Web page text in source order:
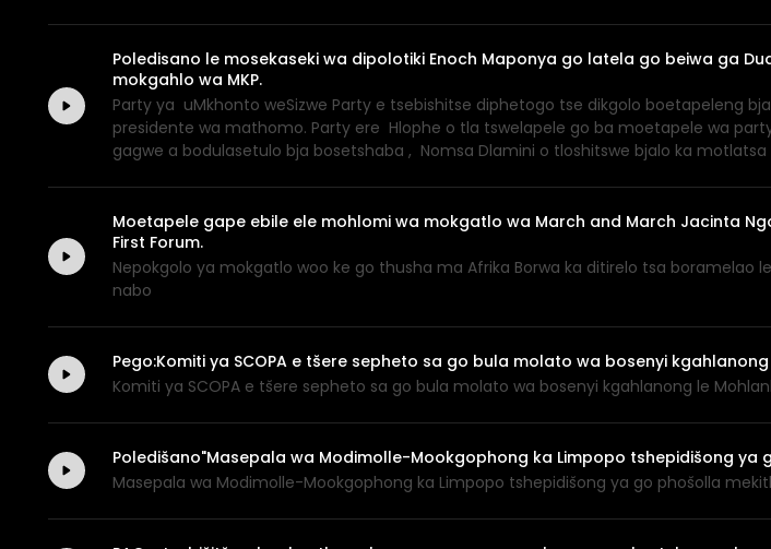
Poledisano le mosekaseki wa dipolotiki Enoch Maponya go latela go beiwa ga
mokgahlo wa MKP.
Party ya uMkhonto weSizwe Party e tsebishitse diphetogo tse dikgolo boetapeleng
presidente wa mathomo. Party ere Hlophe o tla tswelapele go ba moetapele wa
gagwe a bodulasetulo bja bosetshaba , Nomsa Dlamini o tloshitswe bjalo ka
Moetapele gape ebile ele mohlomi wa mokgatlo wa March and March Jacinta
First Forum.
Nepokgolo ya mokgatlo woo ke go thusha ma Afrika Borwa ka ditirelo tsa
nabo
Pego:Komiti ya SCOPA e tšere sepheto sa go bula molato wa bosenyi
Komiti ya SCOPA e tšere sepheto sa go bula molato wa bosenyi kgahlanong le
Poledišano"Masepala wa Modimolle-Mookgophong ka Limpopo tshepidišong ya
Masepala wa Modimolle-Mookgophong ka Limpopo tshepidišong ya go phošolla